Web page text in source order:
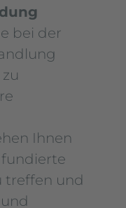
bei der
Ihnen
treffen und